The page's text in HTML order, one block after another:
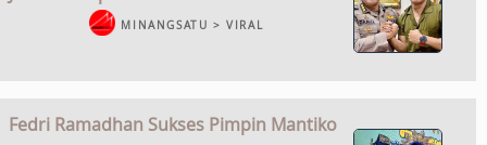
MINANGSATU > VIRAL
Fedri Ramadhan Sukses Pimpin Mantiko